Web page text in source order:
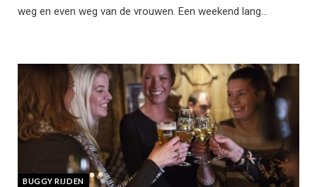
weg en even weg van de vrouwen. Een weekend lang…
BUGGY RIJDEN